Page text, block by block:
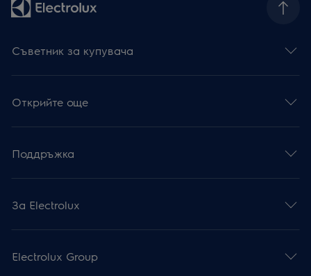
Съветник за купувача
Открийте още
Поддръжка
За Electrolux
Electrolux Group